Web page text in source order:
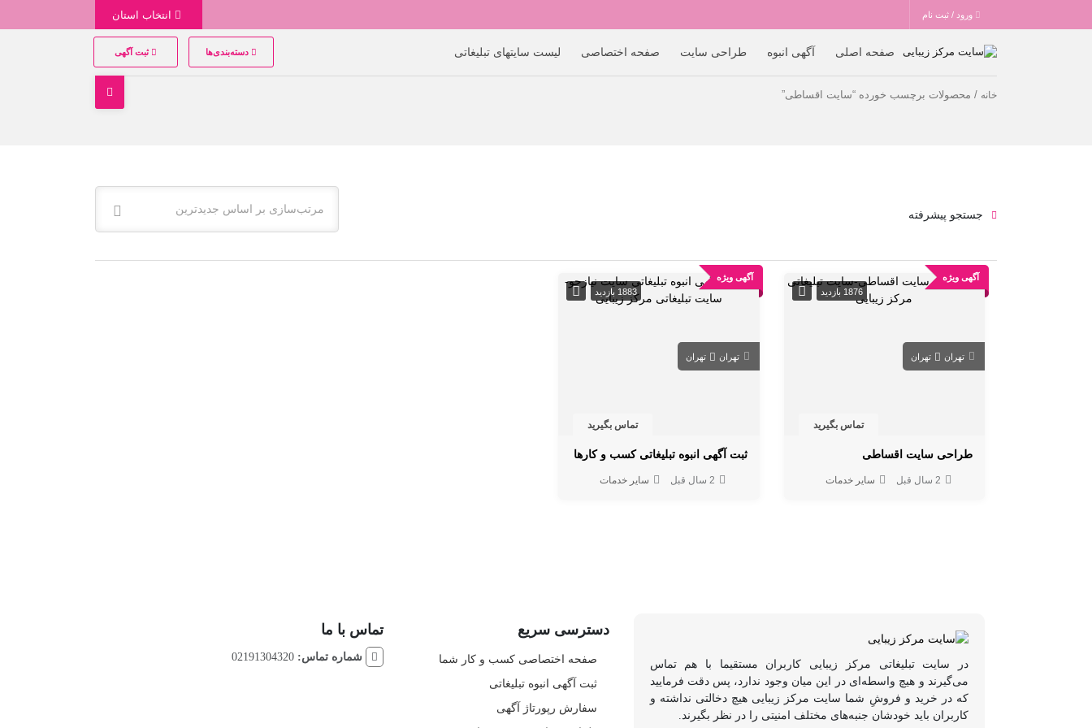
ورود / ثبت نام
صفحه اصلی آگهی انبوه طراحی سایت صفحه اختصاصی لیست سایتهای تبلیغاتی دسته‌بندی‌ها ثبت آگهی
خانه / محصولات برچسب خورده “سایت اقساطی”
مرتب‌سازی بر اساس جدیدترین جستجو پیشرفته
آگهی ویژه
1876 بازدید
تهران تهران
تماس بگیرید
طراحی سایت اقساطی
2 سال قبل سایر خدمات
آگهی ویژه
1883 بازدید
تهران تهران
تماس بگیرید
ثبت آگهی انبوه تبلیغاتی کسب و کارها
2 سال قبل سایر خدمات
در سایت تبلیغاتی مرکز زیبایی کاربران مستقیما با هم تماس
می‌گیرند و هیچ واسطه‌ای در این میان وجود ندارد، پس دقت فرمایید
که در خرید و فروشِ شما سایت مرکز زیبایی هیچ دخالتی نداشته و
کاربران باید خودشان جنبه‌های مختلف امنیتی را در نظر بگیرند.
دسترسی سریع
صفحه اختصاصی کسب و کار شما
ثبت آگهی انبوه تبلیغاتی
سفارش رپورتاژ آگهی
تماس با ما
شماره تماس: 02191304320